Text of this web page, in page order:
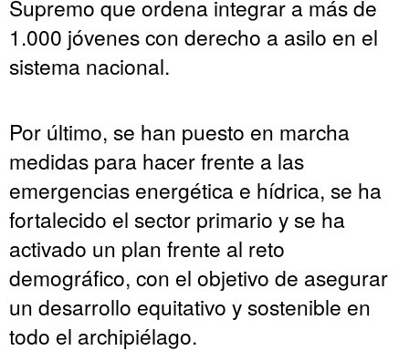
Supremo que ordena integrar a más de
1.000 jóvenes con derecho a asilo en el
sistema nacional.
Por último, se han puesto en marcha
medidas para hacer frente a las
emergencias energética e hídrica, se ha
fortalecido el sector primario y se ha
activado un plan frente al reto
demográfico, con el objetivo de asegurar
un desarrollo equitativo y sostenible en
todo el archipiélago.